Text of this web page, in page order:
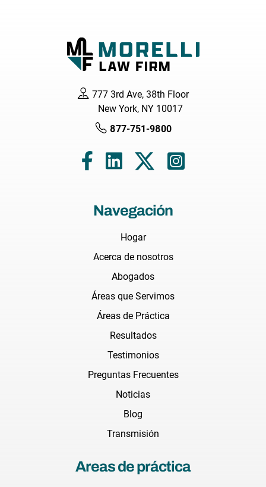
777 3rd Ave, 38th Floor
New York, NY 10017
877-751-9800
Navegación
Hogar
Acerca de nosotros
Abogados
Áreas que Servimos
Áreas de Práctica
Resultados
Testimonios
Preguntas Frecuentes
Noticias
Blog
Transmisión
Areas de práctica